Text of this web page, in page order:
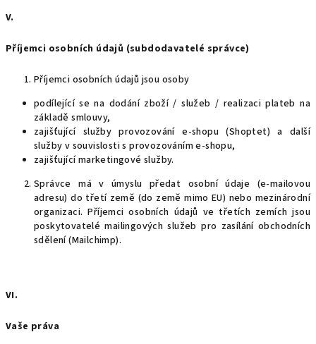
V.
Příjemci osobních údajů (subdodavatelé správce)
Příjemci osobních údajů jsou osoby
podílející se na dodání zboží / služeb / realizaci plateb na
základě smlouvy,
zajišťující služby provozování e-shopu (Shoptet) a další
služby v souvislosti s provozováním e-shopu,
zajišťující marketingové služby.
Správce má v úmyslu předat osobní údaje (e-mailovou
adresu) do třetí země (do země mimo EU) nebo mezinárodní
organizaci. Příjemci osobních údajů ve třetích zemích jsou
poskytovatelé mailingových služeb pro zasílání obchodních
sdělení (Mailchimp).
VI.
Vaše práva